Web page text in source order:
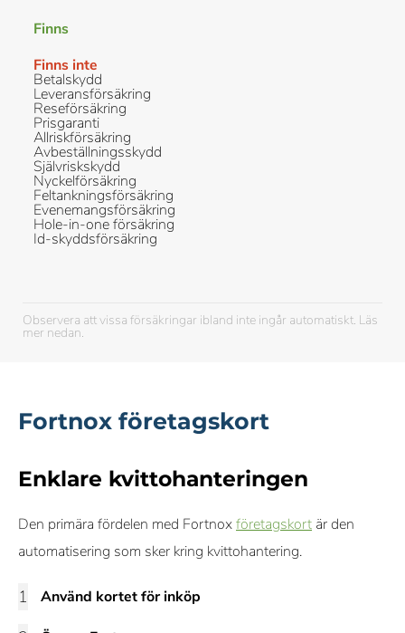
Finns
Finns inte
Betalskydd
Leveransförsäkring
Reseförsäkring
Prisgaranti
Allriskförsäkring
Avbeställningsskydd
Självriskskydd
Nyckelförsäkring
Feltankningsförsäkring
Evenemangsförsäkring
Hole-in-one försäkring
Id-skyddsförsäkring
Observera att vissa försäkringar ibland inte ingår automatiskt. Läs
mer nedan.
Fortnox företagskort
Enklare kvittohanteringen
Den primära fördelen med Fortnoxföretagskort är den
automatisering som sker kring kvittohantering.
Använd kortet för inköp